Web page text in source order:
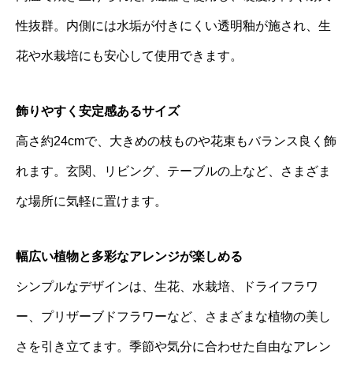
性抜群。内側には水垢が付きにくい透明釉が施され、生
花や水栽培にも安心して使用できます。
飾りやすく安定感あるサイズ
高さ約24cmで、大きめの枝ものや花束もバランス良く飾
れます。玄関、リビング、テーブルの上など、さまざま
な場所に気軽に置けます。
幅広い植物と多彩なアレンジが楽しめる
シンプルなデザインは、生花、水栽培、ドライフラワ
ー、プリザーブドフラワーなど、さまざまな植物の美し
さを引き立てます。季節や気分に合わせた自由なアレン